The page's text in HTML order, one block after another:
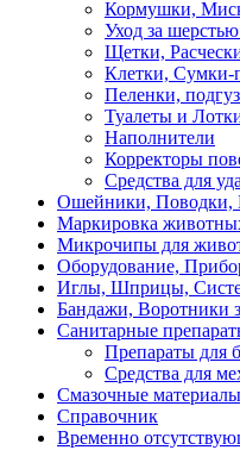
Кормушки,
Уход за
Щетки,
Клетки, Сумки-
Пеленки,
Туалеты и
Наполнители
Корректоры
Средства для
Ошейники, Поводки,
Маркировка
Микрочипы для
Оборудование,
Иглы, Шприцы,
Бандажи, Воротники
Санитарные
Препараты для
Средства для
Смазочные
Справочник
Временно